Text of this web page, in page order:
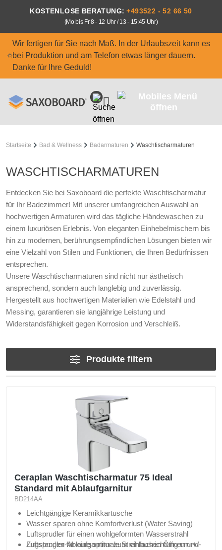
Zum Hauptinhalt springen
KOSTENLOSE BERATUNG: +493522 - 52 66 50
(Mo bis Fr 8 - 12 Uhr / 13 - 15:45 Uhr)
Wir fertigen für Sie nach Maß. In der Urlaubszeit kann es
bei Produktion und am Telefon etwas länger dauern.
Danke für Ihre Geduld!
Startseite Bad & Wellness Badarmaturen Waschtischarmaturen
WASCHTISCHARMATUREN
Entdecken Sie bei Saxoboard die perfekte Waschtischarmatur
für Ihr Badezimmer! Mit unserer umfangreichen Auswahl an
hochwertigen Armaturen wird das tägliche Händewaschen zu
einem luxuriösen Erlebnis. Von eleganten Einhebelmischern bis
hin zu modernen, berührungsempfindlichen Lösungen bieten wir
eine Vielzahl von Stilen und Funktionen, die Ihren Bedürfnissen
entsprechen.
Unsere Waschtischarmaturen sind nicht nur ästhetisch
ansprechend, sondern auch langlebig und zuverlässig.
Hergestellt aus hochwertigen Materialien wie Edelstahl und
Messing, garantieren sie langjährige Leistung und
Widerstandsfähigkeit gegen Korrosion und Verschleiß.
Produkte filtern
Ceraplan Waschtischarmatur 75 Ideal
Standard mit Ablaufgarnitur
BD214AA
Leichtgängige Keramikkartusche
Wasser sparen ohne Komfortverlust (Water Saving)
Luftsprudler für einen wohlgeformten Wasserstrahl
Luftsprudler für eine optimale Strahlausrichtung um +/-
Zugstangen-Ablaufgarnitur zum einfachen Öffnen und